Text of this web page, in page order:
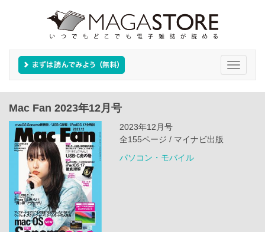
Toggle
Mac Fan 2023年12月号
2023年12月号
全155ページ / マイナビ出版
パソコン・モバイル